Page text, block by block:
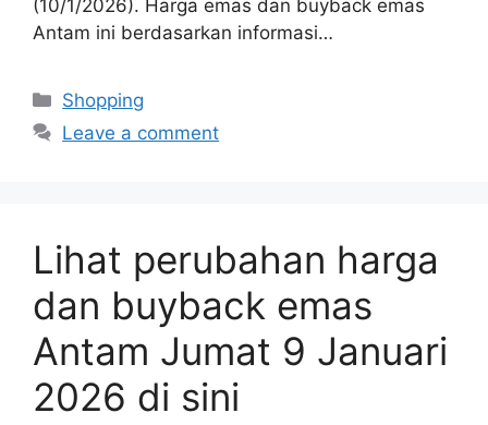
(10/1/2026). Harga emas dan buyback emas
Antam ini berdasarkan informasi…
Categories
Shopping
Leave a comment
Lihat perubahan harga
dan buyback emas
Antam Jumat 9 Januari
2026 di sini